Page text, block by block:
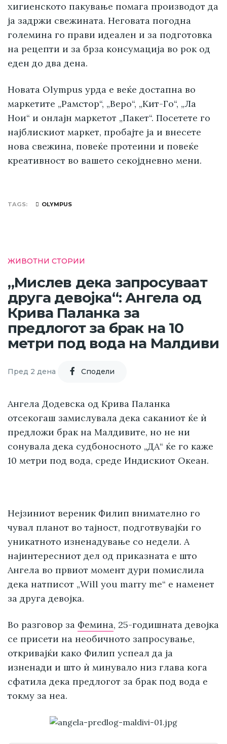
хигиенското пакување помага производот да
ја задржи свежината. Неговата погодна
големина го прави идеален и за подготовка
на рецепти и за брза консумација во рок од
еден до два дена.
Новата Olympus урда е веќе достапна во
маркетите „Рамстор“, „Веро“, „Кит-Го“, „Ла
Нои“ и онлајн маркетот „Пакет“. Посетете го
најблискиот маркет, пробајте ја и внесете
нова свежина, повеќе протеини и повеќе
креативност во вашето секојдневно мени.
TAGS OLYMPUS
ЖИВОТНИ СТОРИИ
„Мислев дека запросуваат
друга девојка“: Ангела од
Крива Паланка за
предлогот за брак на 10
метри под вода на Малдиви
Пред 2 дена Cподели
Ангела Додевска од Крива Паланка
отсекогаш замислувала дека саканиот ќе ѝ
предложи брак на Малдивите, но не ни
сонувала дека судбоносното „ДА“ ќе го каже
10 метри под вода, среде Индискиот Океан.
Нејзиниот вереник Филип внимателно го
чувал планот во тајност, подготвувајќи го
уникатното изненадување со недели. А
најинтересниот дел од приказната е што
Ангела во првиот момент дури помислила
дека натписот „Will you marry me“ е наменет
за друга девојка.
Во разговор за Фемина, 25-годишната девојка
се присети на необичното запросување,
откривајќи како Филип успеал да ја
изненади и што ѝ минувало низ глава кога
сфатила дека предлогот за брак под вода е
токму за неа.